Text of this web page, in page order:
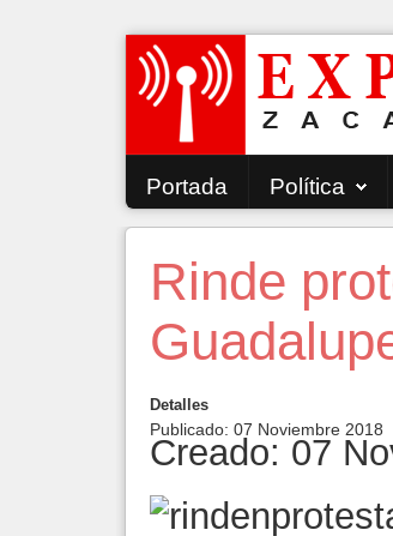
Portada Política
Rinde
Detalles
Publicado: 07 Noviembre 2018
Creado: 07